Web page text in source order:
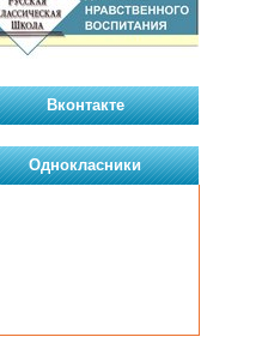
Вконтакте
Однокласники